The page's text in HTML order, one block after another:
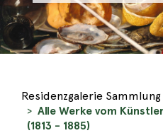
Residenzgalerie
Alle Werke vom
(1813 - 1885)